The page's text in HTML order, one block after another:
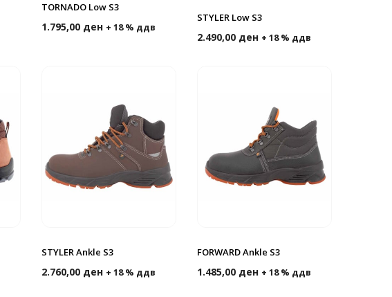
TORNADO Low S3
1.795,00 ден + 18 % ддв
STYLER Low S3
2.490,00 ден + 18 % ддв
STYLER Ankle S3
2.760,00 ден + 18 % ддв
FORWARD Ankle S3
1.485,00 ден + 18 % ддв